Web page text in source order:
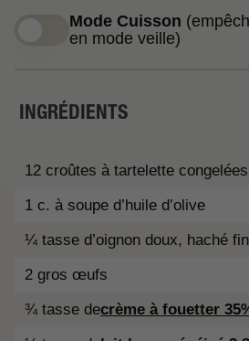
Mode Cuisson
en mode veille)
INGRÉDIENTS
12 croûtes à tartelette congelées
1 c. à soupe d’huile d’olive
¼ tasse d’oignon doux, haché
2 gros œufs
¾ tasse decrème à fouetter